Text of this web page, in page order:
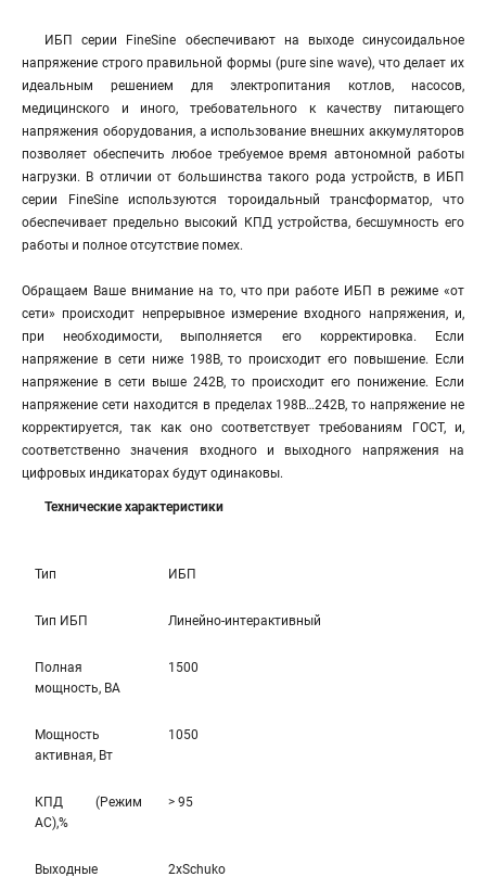
ИБП серии FineSine обеспечивают на выходе синусоидальное
напряжение строго правильной формы (pure sine wave), что делает их
идеальным решением для электропитания котлов, насосов,
медицинского и иного, требовательного к качеству питающего
напряжения оборудования, а использование внешних аккумуляторов
позволяет обеспечить любое требуемое время автономной работы
нагрузки. В отличии от большинства такого рода устройств, в ИБП
серии FineSine используются тороидальный трансформатор, что
обеспечивает предельно высокий КПД устройства, бесшумность его
работы и полное отсутствие помех.
Обращаем Ваше внимание на то, что при работе ИБП в режиме «от
сети» происходит непрерывное измерение входного напряжения, и,
при необходимости, выполняется его корректировка. Если
напряжение в сети ниже 198В, то происходит его повышение. Если
напряжение в сети выше 242В, то происходит его понижение. Если
напряжение сети находится в пределах 198В…242В, то напряжение не
корректируется, так как оно соответствует требованиям ГОСТ, и,
соответственно значения входного и выходного напряжения на
цифровых индикаторах будут одинаковы.
Технические характеристики
Тип ИБП
Тип ИБП Линейно-интерaктивный
Полная
мощность, ВА
1500
Мощность
активная, Вт
1050
КПД (Режим
AC),%
> 95
Выходные
2xSchuko